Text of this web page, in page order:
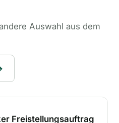
Auswahl aus dem
- Wie
Freistellungsauftrag